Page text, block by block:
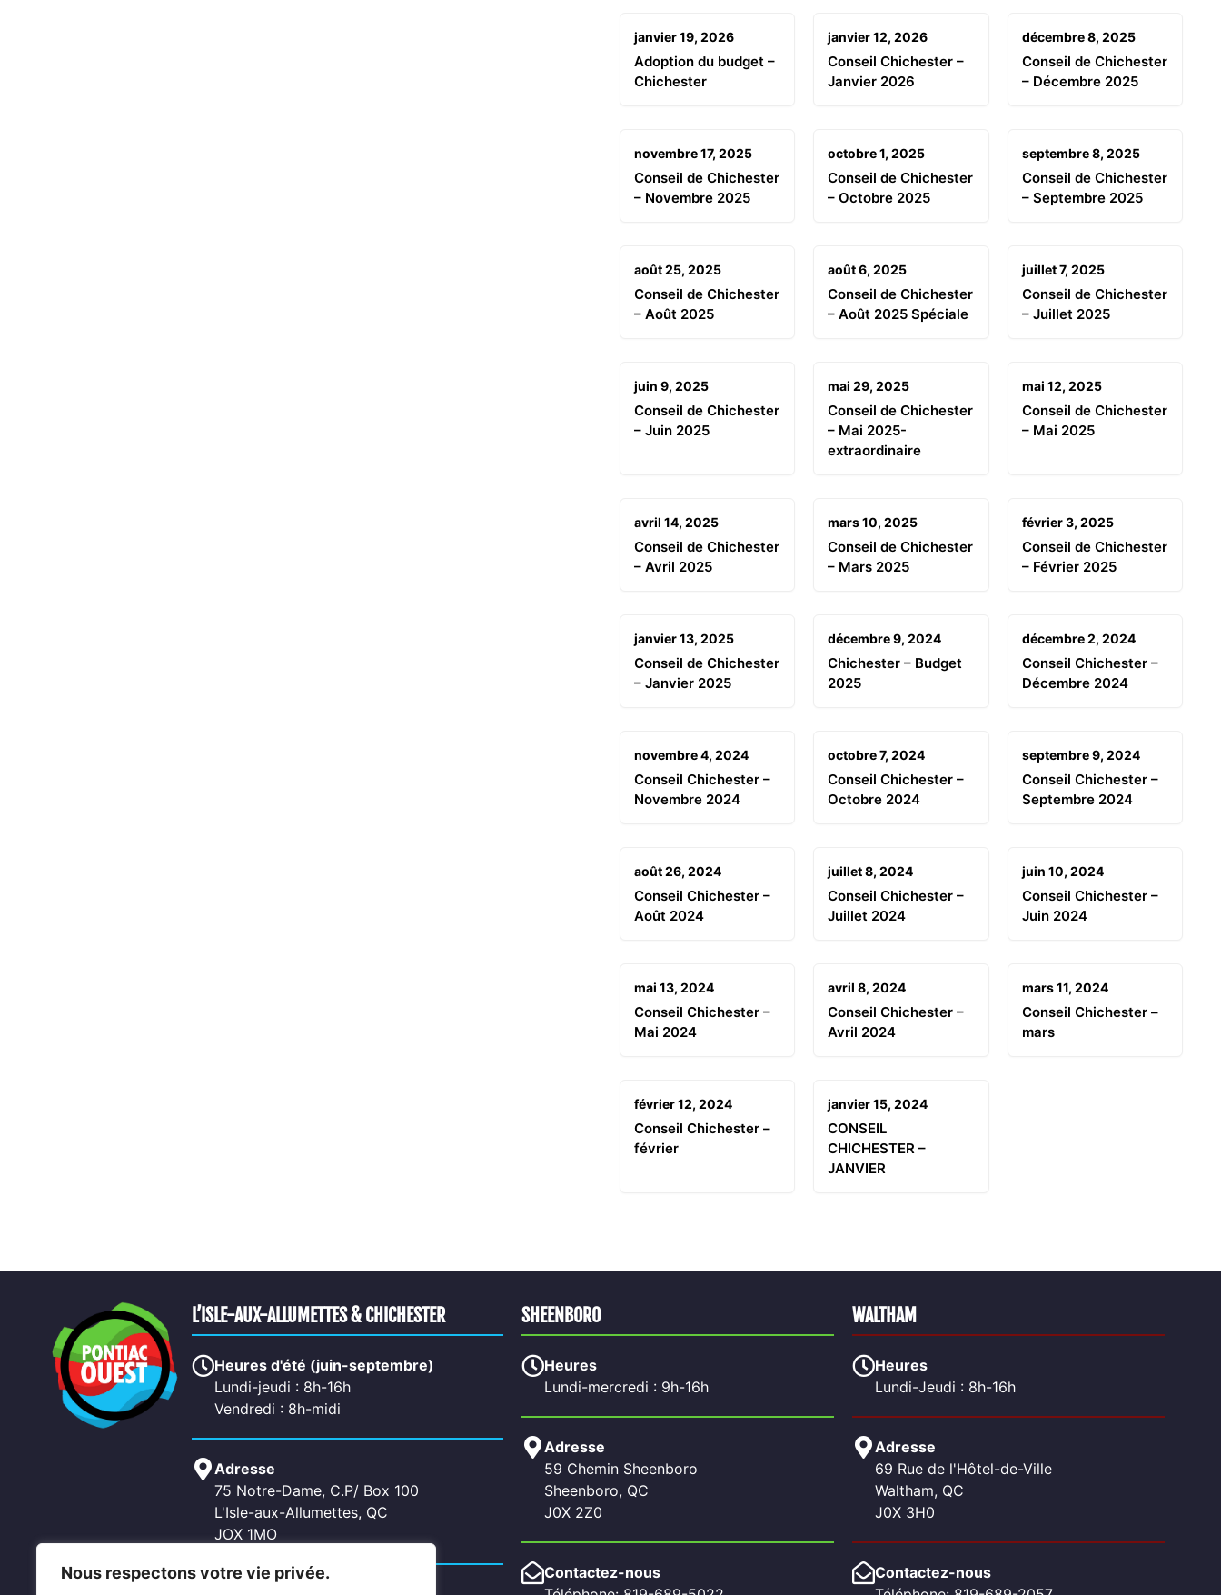
Nous respectons votre vie privée.
janvier 19, 2026
Adoption du budget –
Chichester
janvier 12, 2026
Conseil Chichester –
Janvier 2026
décembre 8, 2025
Conseil de Chichester
– Décembre 2025
novembre 17, 2025
Conseil de Chichester
– Novembre 2025
octobre 1, 2025
Conseil de Chichester
– Octobre 2025
septembre 8, 2025
Conseil de Chichester
– Septembre 2025
août 25, 2025
Conseil de Chichester
– Août 2025
août 6, 2025
Conseil de Chichester
– Août 2025 Spéciale
juillet 7, 2025
Conseil de Chichester
– Juillet 2025
juin 9, 2025
Conseil de Chichester
– Juin 2025
mai 29, 2025
Conseil de Chichester
– Mai 2025-
extraordinaire
mai 12, 2025
Conseil de Chichester
– Mai 2025
avril 14, 2025
Conseil de Chichester
– Avril 2025
mars 10, 2025
Conseil de Chichester
– Mars 2025
février 3, 2025
Conseil de Chichester
– Février 2025
janvier 13, 2025
Conseil de Chichester
– Janvier 2025
décembre 9, 2024
Chichester – Budget
2025
décembre 2, 2024
Conseil Chichester –
Décembre 2024
novembre 4, 2024
Conseil Chichester –
Novembre 2024
octobre 7, 2024
Conseil Chichester –
Octobre 2024
septembre 9, 2024
Conseil Chichester –
Septembre 2024
août 26, 2024
Conseil Chichester –
Août 2024
juillet 8, 2024
Conseil Chichester –
Juillet 2024
juin 10, 2024
Conseil Chichester –
Juin 2024
mai 13, 2024
Conseil Chichester –
Mai 2024
avril 8, 2024
Conseil Chichester –
Avril 2024
mars 11, 2024
Conseil Chichester –
mars
février 12, 2024
Conseil Chichester –
février
janvier 15, 2024
CONSEIL
CHICHESTER –
JANVIER
L’ISLE-AUX-ALLUMETTES & CHICHESTER
Heures d'été (juin-septembre)
Lundi-jeudi : 8h-16h
Vendredi : 8h-midi
Adresse
75 Notre-Dame, C.P/ Box 100
L'Isle-aux-Allumettes, QC
JOX 1MO
SHEENBORO
Heures
Lundi-mercredi : 9h-16h
Adresse
59 Chemin Sheenboro
Sheenboro, QC
J0X 2Z0
Contactez-nous
Heures
Lundi-Jeudi : 8h-16h
Adresse
69 Rue de l'Hôtel-de-Ville
Waltham, QC
J0X 3H0
Contactez-nous
WALTHAM